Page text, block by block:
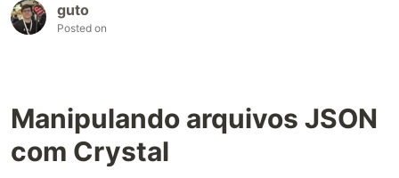
guto
Posted on
Manipulando arquivos JSON
com Crystal